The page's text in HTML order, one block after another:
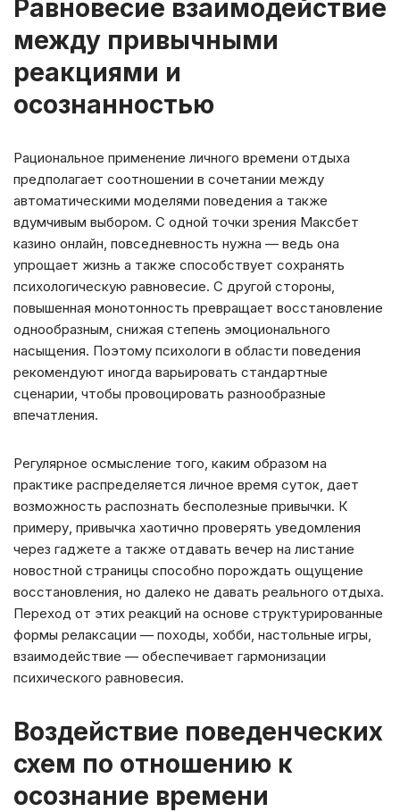
Равновесие взаимодействие
между привычными
реакциями и
осознанностью
Рациональное применение личного времени отдыха
предполагает соотношении в сочетании между
автоматическими моделями поведения а также
вдумчивым выбором. С одной точки зрения Максбет
казино онлайн, повседневность нужна — ведь она
упрощает жизнь а также способствует сохранять
психологическую равновесие. С другой стороны,
повышенная монотонность превращает восстановление
однообразным, снижая степень эмоционального
насыщения. Поэтому психологи в области поведения
рекомендуют иногда варьировать стандартные
сценарии, чтобы провоцировать разнообразные
впечатления.
Регулярное осмысление того, каким образом на
практике распределяется личное время суток, дает
возможность распознать бесполезные привычки. К
примеру, привычка хаотично проверять уведомления
через гаджете а также отдавать вечер на листание
новостной страницы способно порождать ощущение
восстановления, но далеко не давать реального отдыха.
Переход от этих реакций на основе структурированные
формы релаксации — походы, хобби, настольные игры,
взаимодействие — обеспечивает гармонизации
психического равновесия.
Воздействие поведенческих
схем по отношению к
осознание времени